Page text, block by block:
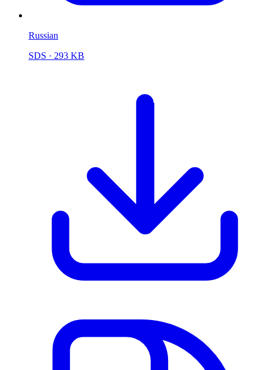
Russian
SDS · 293 KB